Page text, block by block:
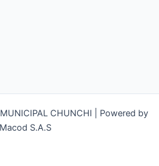
CHUNCHI | Powered by
Macod S.A.S